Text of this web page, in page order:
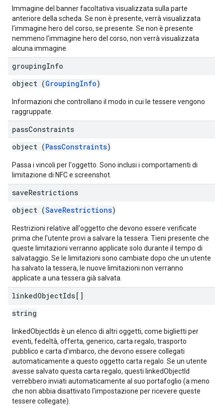
Immagine del banner facoltativa visualizzata sulla parte
anteriore della scheda. Se non è presente, verrà visualizzata
l'immagine hero del corso, se presente. Se non è presente
nemmeno l'immagine hero del corso, non verrà visualizzata
alcuna immagine.
groupingInfo
object (GroupingInfo)
Informazioni che controllano il modo in cui le tessere vengono
raggruppate.
passConstraints
object (PassConstraints)
Passa i vincoli per l'oggetto. Sono inclusi i comportamenti di
limitazione di NFC e screenshot.
saveRestrictions
object (SaveRestrictions)
Restrizioni relative all'oggetto che devono essere verificate
prima che l'utente provi a salvare la tessera. Tieni presente che
queste limitazioni verranno applicate solo durante il tempo di
salvataggio. Se le limitazioni sono cambiate dopo che un utente
ha salvato la tessera, le nuove limitazioni non verranno
applicate a una tessera già salvata.
linkedObjectIds[]
string
linkedObjectIds è un elenco di altri oggetti, come biglietti per
eventi, fedeltà, offerta, generico, carta regalo, trasporto
pubblico e carta d'imbarco, che devono essere collegati
automaticamente a questo oggetto carta regalo. Se un utente
avesse salvato questa carta regalo, questi linkedObjectId
verrebbero inviati automaticamente al suo portafoglio (a meno
che non abbia disattivato l'impostazione per ricevere queste
tessere collegate).